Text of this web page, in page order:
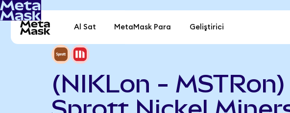
Al Sat MetaMask Para Geliştirici
(NIKLon - MSTRon)